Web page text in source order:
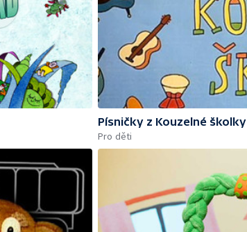
Písničky z Kouzelné školky
Pro děti